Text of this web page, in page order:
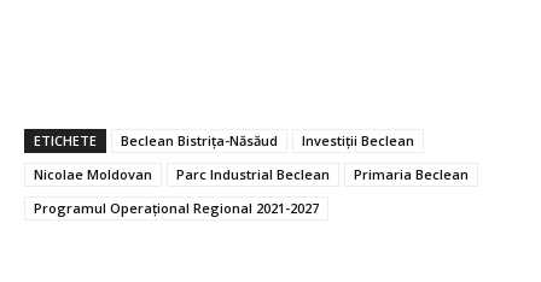
ETICHETE Beclean Bistrița-Năsăud
Investiții Beclean
Nicolae Moldovan
Parc Industrial Beclean
Primaria Beclean
Programul Operațional Regional 2021-2027